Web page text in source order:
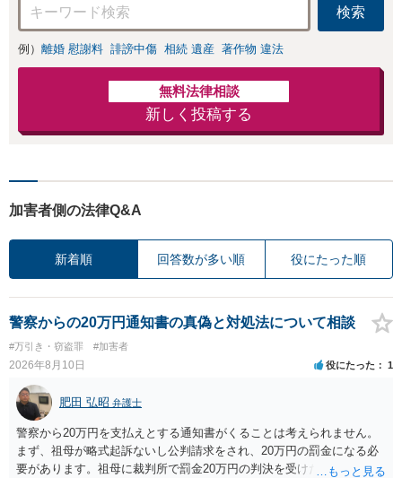
検索
例） 離婚 慰謝料 誹謗中傷 相続 遺産 著作物 違法
無料法律相談
新しく投稿する
加害者側の法律Q&A
新着順 回答数が多い順 役にたった順
警察からの20万円通知書の真偽と対処法について相談
#万引き・窃盗罪 #加害者
2026年8月10日 役にたった 1
肥田 弘昭 弁護士
警察から20万円を支払えとする通知書がくることは考えられません。
まず、祖母が略式起訴ないし公判請求をされ、20万円の罰金になる必
要があります。祖母に裁判所で罰金20万円の判決を受けたかを確認し